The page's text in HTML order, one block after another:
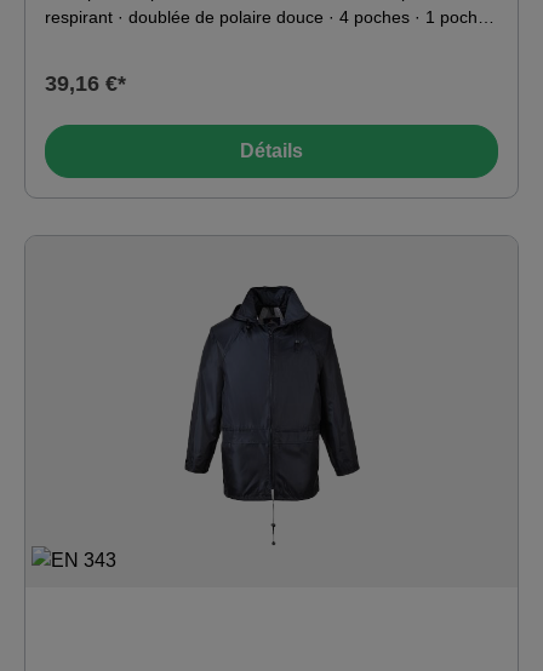
respirant · doublée de polaire douce · 4 poches · 1 poche
Tissu extérieur : 100% Polyseide, enduit PU 100 g/m² ·
39,16 €*
Détails